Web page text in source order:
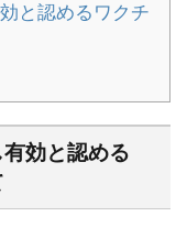
と認めるワクチ
効と認める